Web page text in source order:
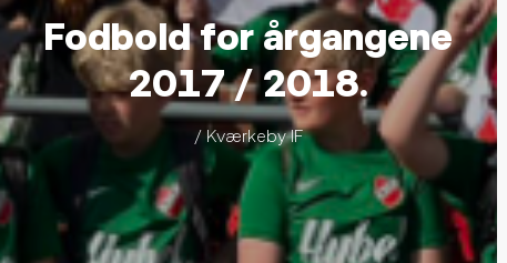
Fodbold for årgangene
2017 / 2018.
/ Kværkeby IF